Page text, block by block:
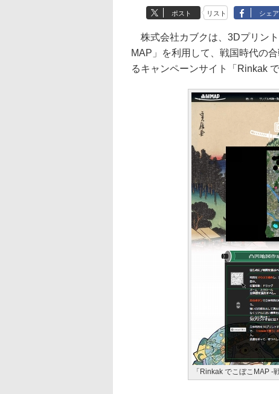
ポスト リスト シェア
株式会社カブクは、3Dプリン
MAP」を利用して、戦国時代の
るキャンペーンサイト「Rinkak
「Rinkak でこぼこMAP -